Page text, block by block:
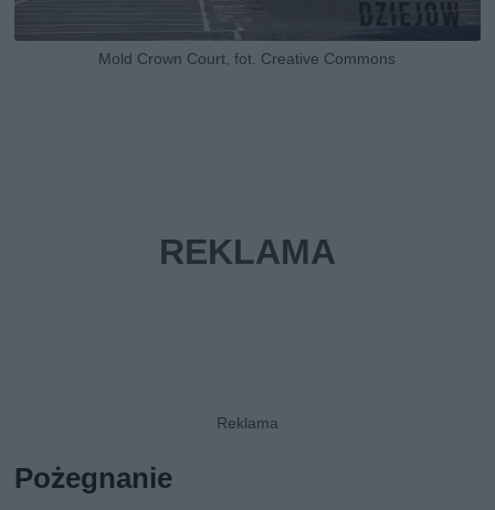
Mold Crown Court, fot. Creative Commons
Pożegnanie